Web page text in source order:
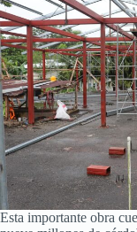
Esta importante obra